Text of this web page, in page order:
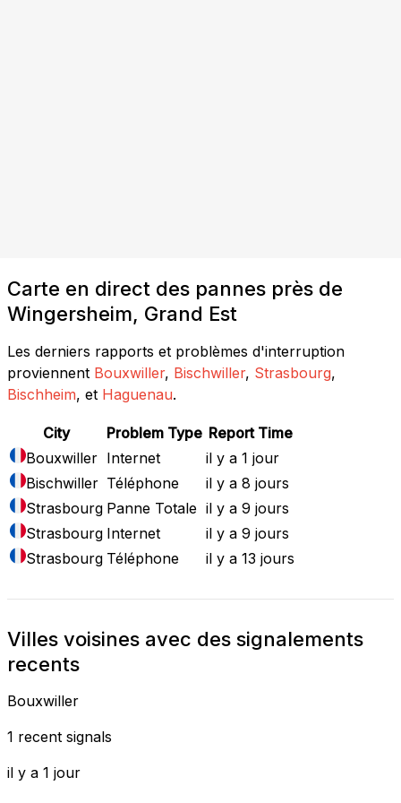
Carte en direct des pannes près de
Wingersheim, Grand Est
Les derniers rapports et problèmes d'interruption
proviennent Bouxwiller, Bischwiller, Strasbourg,
Bischheim, et Haguenau.
City Problem Type Report Time
Bouxwiller Internet
il y a 1 jour
Bischwiller Téléphone
il y a 8 jours
Strasbourg Panne Totale il y a 9 jours
Strasbourg Internet
il y a 9 jours
Strasbourg Téléphone il y a 13 jours
Villes voisines avec des signalements
recents
Bouxwiller
1 recent signals
il y a 1 jour